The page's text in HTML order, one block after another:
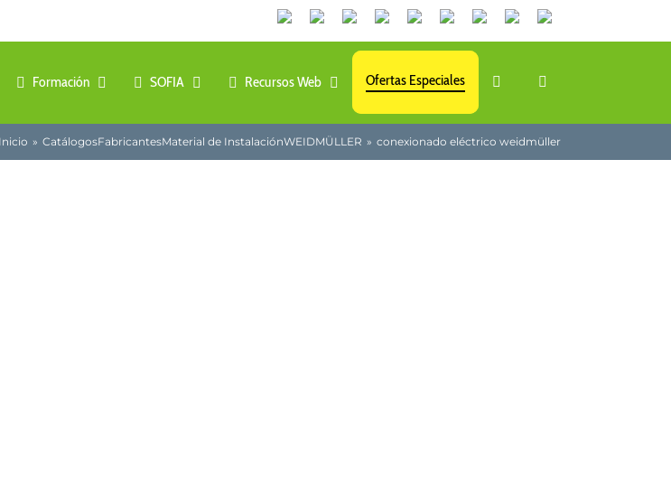
Canales
de
LinkedinYoutubeTiktokFacebookInstagram
X TwitchContacto
Formación SOFIA Recursos Web Ofertas Especiales
Inicio CatálogosFabricantesMaterial de InstalaciónWEIDMÜLLER conexionado eléctrico weidmüller